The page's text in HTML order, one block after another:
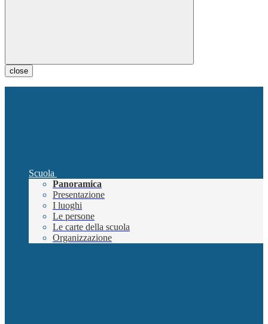
close
Scuola
Panoramica
Presentazione
I luoghi
Le persone
Le carte della scuola
Organizzazione